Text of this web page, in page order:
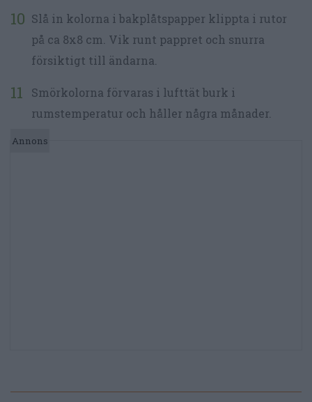
Slå in kolorna i bakplåtspapper klippta i rutor
på ca 8x8 cm. Vik runt pappret och snurra
försiktigt till ändarna.
Smörkolorna förvaras i lufttät burk i
rumstemperatur och håller några månader.